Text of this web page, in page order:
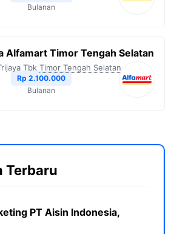
Bulanan
Alfamart Timor Tengah Selatan
Tbk Timor Tengah Selatan
Rp 2.100.000
Bulanan
Terbaru
PT Aisin Indonesia,